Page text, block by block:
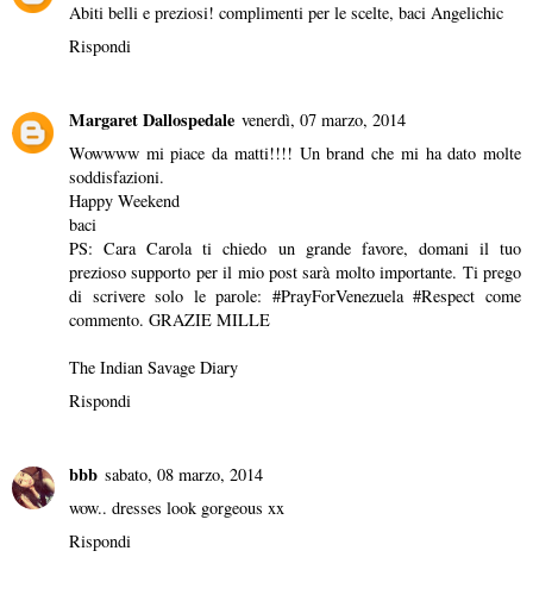
Abiti belli e preziosi! complimenti per le scelte, baci Angelichic
Rispondi
Margaret Dallospedale venerdì, 07 marzo, 2014
Wowwww mi piace da matti!!!! Un brand che mi ha dato molte
soddisfazioni.
Happy Weekend
baci
PS: Cara Carola ti chiedo un grande favore, domani il tuo
prezioso supporto per il mio post sarà molto importante. Ti prego
di scrivere solo le parole: #PrayForVenezuela #Respect come
commento. GRAZIE MILLE
The Indian Savage Diary
Rispondi
bbb sabato, 08 marzo, 2014
wow.. dresses look gorgeous xx
Rispondi